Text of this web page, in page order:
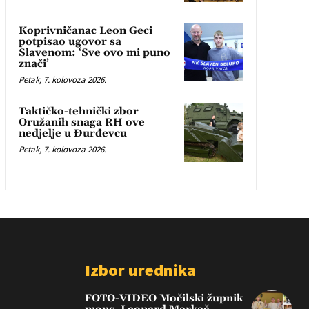
Koprivničanac Leon Geci
potpisao ugovor sa
Slavenom: ‘Sve ovo mi puno
znači’
Petak, 7. kolovoza 2026.
Taktičko-tehnički zbor
Oružanih snaga RH ove
nedjelje u Đurđevcu
Petak, 7. kolovoza 2026.
Izbor urednika
FOTO-VIDEO Močilski župnik